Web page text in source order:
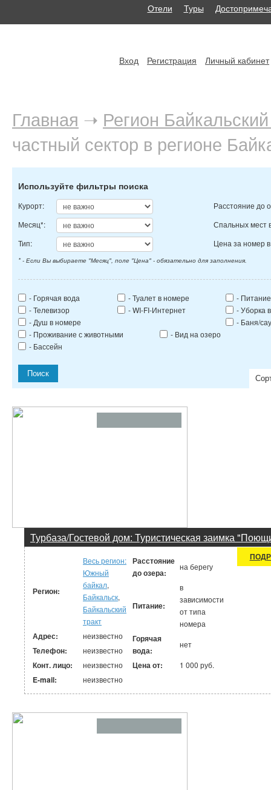
Отели Туры
Вход Регистрация Личный кабинет
Главная ➝ Регион
частный сектор в регионе
Используйте фильтры поиска
Курорт:
Месяц*:
Тип:
Расстояние до
Спальных мест
Цена за номер в
* - Если Вы выбираете "Месяц", поле "Цена" - обязательно для заполнения.
- Горячая вода
- Телевизор
- Душ в номере
- Туалет в номере
- WI-FI-Интернет
-
- Уборка
- Баня/
- Проживание с животными
- Бассейн
- Вид на озеро
Поиск
Турбаза/Гостевой дом: Туристическая заимка
Регион:
Весь регион:
Южный
байкал,
Байкальск,
Байкальский
тракт
Адрес: неизвестно
Телефон: неизвестно
Конт. лицо: неизвестно
E-mail: неизвестно
Расстояние
до озера:
на берегу
Питание:
в
зависимости
от типа
номера
Горячая
вода:
нет
Цена от: 1 000 руб.